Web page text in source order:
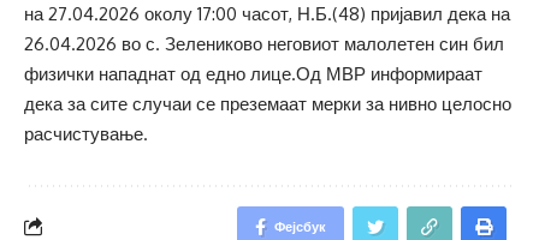
на 27.04.2026 околу 17:00 часот, Н.Б.(48) пријавил дека на
26.04.2026 во с. Зелениково неговиот малолетен син бил
физички нападнат од едно лице.Од МВР информираат
дека за сите случаи се преземаат мерки за нивно целосно
расчистување.
Фејсбук